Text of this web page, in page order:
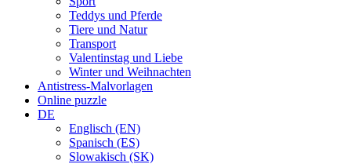
Teddys und Pferde
Tiere und Natur
Transport
Valentinstag und Liebe
Winter und Weihnachten
Antistress-Malvorlagen
Online puzzle
DE
Englisch (EN)
Spanisch (ES)
Slowakisch (SK)